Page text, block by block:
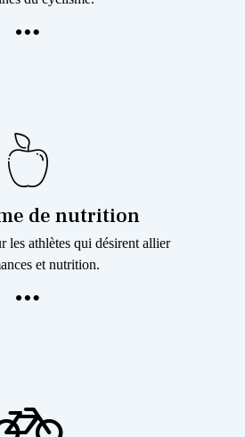
de nutrition
les athlètes qui désirent allier
et nutrition.